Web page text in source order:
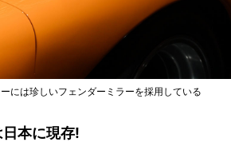
には珍しいフェンダーミラーを採用している
本に現存!